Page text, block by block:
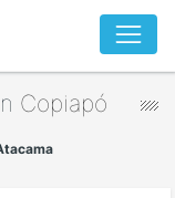
Copiapó